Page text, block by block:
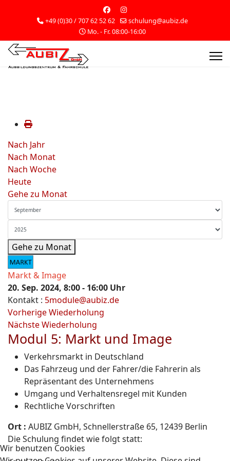
+49 (0)30 / 707 62 52 62
schulung@aubiz.de
Mo. - Fr. 08:00-16:00
Nach Jahr
Nach Monat
Nach Woche
Heute
Gehe zu Monat
Gehe zu Monat
Markt & Image
20. Sep. 2024, 8:00 - 16:00 Uhr
Kontakt : 5module@aubiz.de
Vorherige Wiederholung
Nächste Wiederholung
Modul 5: Markt und Image
Verkehrsmarkt in Deutschland
Das Fahrzeug und der Fahrer/die Fahrerin als
Repräsentant des Unternehmens
Umgang und Verhaltensregel mit Kunden
Rechtliche Vorschriften
Ort : AUBIZ GmbH, Schnellerstraße 65, 12439 Berlin
Die Schulung findet wie folgt statt:
Wir benutzen Cookies